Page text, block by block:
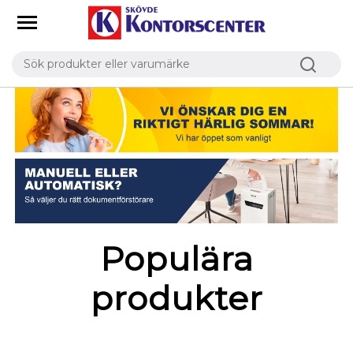
Populära
produkter